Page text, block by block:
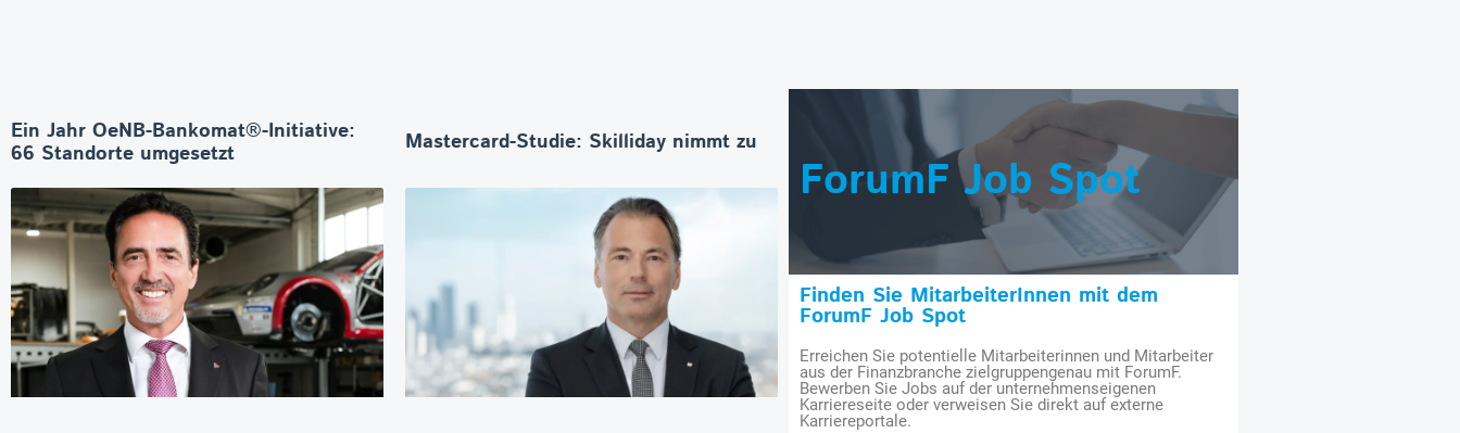
Ein Jahr OeNB-Bankomat®-Initiative:
66 Standorte umgesetzt
Mastercard-Studie: Skilliday nimmt zu
ForumF Job Spot
Finden Sie MitarbeiterInnen mit dem
ForumF Job Spot
Erreichen Sie potentielle Mitarbeiterinnen und Mitarbeiter
aus der Finanzbranche zielgruppengenau mit ForumF.
Bewerben Sie Jobs auf der unternehmenseigenen
Karriereseite oder verweisen Sie direkt auf externe
Karriereportale.